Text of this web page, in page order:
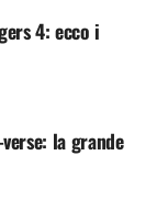
4: ecco i
la grande